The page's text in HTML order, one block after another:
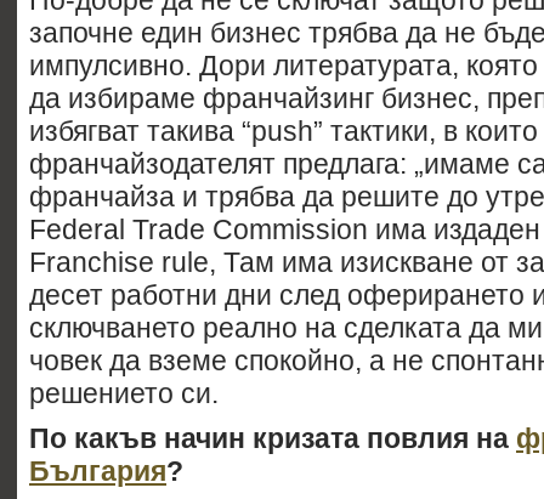
започне един бизнес трябва да не
импулсивно. Дори литературата,
да избираме франчайзинг бизнес,
избягват такива “push” тактики, в които
франчайзодателят предлага: „имаме
франчайза и трябва да решите до
Federal Trade Commission има
Franchise rule, Там има изискване от
десет работни дни след оферирането
сключването реално на сделката да
човек да вземе спокойно, а не
решението си.
По какъв начин кризата повлия на
България?